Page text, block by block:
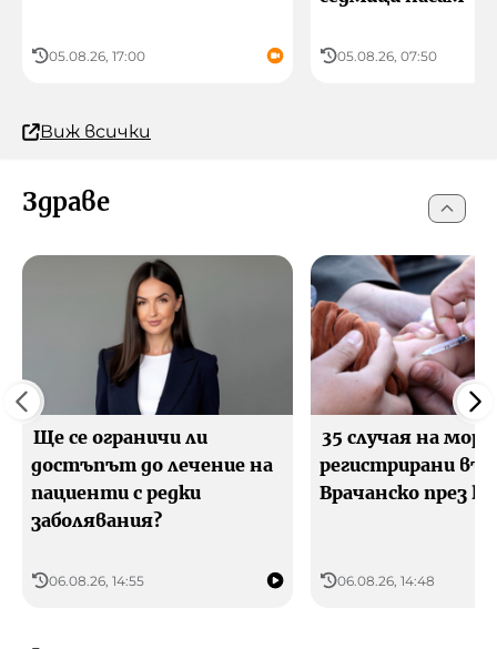
05.08.26, 17:00 05.08.26, 07:50
Виж всички
Здраве
Ще се ограничи ли
достъпът до лечение на
пациенти с редки
заболявания?
06.08.26, 14:55
35 случая на
регистрирани във
Врачанско през
06.08.26, 14:48